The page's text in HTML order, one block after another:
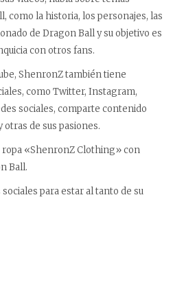
como la historia, los personajes, las
de Dragon Ball y su objetivo es
con otros fans.
ShenronZ también tiene
como Twitter, Instagram,
sociales, comparte contenido
de sus pasiones.
«ShenronZ Clothing» con
Ball.
para estar al tanto de su